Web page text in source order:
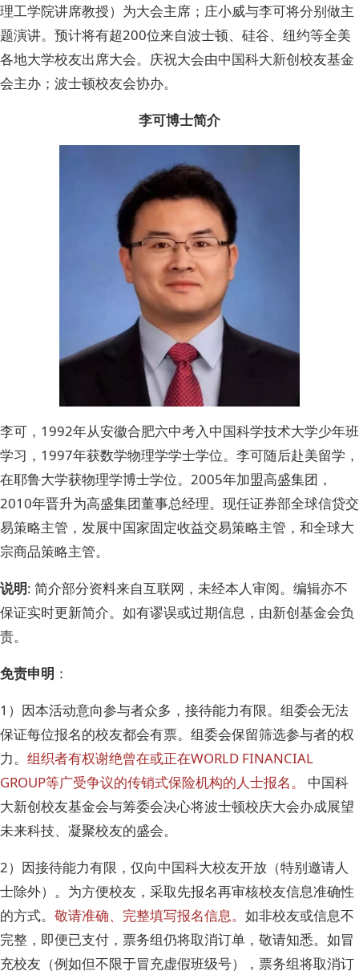
理工学院讲席教授）为大会主席；庄小威与李可将分别做主
题演讲。预计将有超200位来自波士顿、硅谷、纽约等全美
各地大学校友出席大会。庆祝大会由中国科大新创校友基金
会主办；波士顿校友会协办。
李可博士简介
李可，1992年从安徽合肥六中考入中国科学技术大学少年班
学习，1997年获数学物理学学士学位。李可随后赴美留学，
在耶鲁大学获物理学博士学位。2005年加盟高盛集团，
2010年晋升为高盛集团董事总经理。现任证券部全球信贷交
易策略主管，发展中国家固定收益交易策略主管，和全球大
宗商品策略主管。
说明: 简介部分资料来自互联网，未经本人审阅。编辑亦不
保证实时更新简介。如有谬误或过期信息，由新创基金会负
责。
免责申明 ：
1）因本活动意向参与者众多，接待能力有限。组委会无法
保证每位报名的校友都会有票。组委会保留筛选参与者的权
力。 组织者有权谢绝曾在或正在WORLD FINANCIAL
GROUP等广受争议的传销式保险机构的人士报名。
中国科
大新创校友基金会与筹委会决心将波士顿校庆大会办成展望
未来科技、凝聚校友的盛会。
2）因接待能力有限，仅向中国科大校友开放（特别邀请人
士除外）。为方便校友，采取先报名再审核校友信息准确性
的方式。 敬请准确、完整填写报名信息。 如非校友或信息不
完整，即便已支付，票务组仍将取消订单，敬请知悉。如冒
充校友（例如但不限于冒充虚假班级号），票务组将取消订